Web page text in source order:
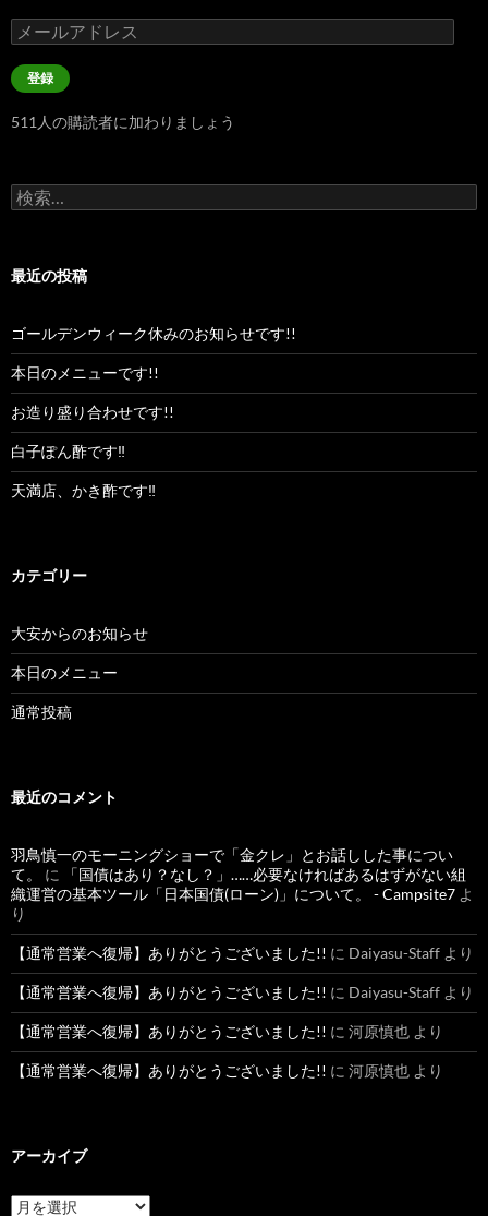
メ
ー
ル
ア
レ
登録
511人の購読者に加わりましょう
検
索:
最近の投稿
ゴールデンウィーク休みのお知らせです!!
本日のメニューです!!
お造り盛り合わせです!!
白子ぽん酢です‼︎
天満店、かき酢です‼︎
カテゴリー
大安からのお知らせ
本日のメニュー
通常投稿
最近のコメント
羽鳥慎一のモーニングショーで「金クレ」とお話しした事につい
て。
に
「国債はあり？なし？」……必要なければあるはずがない組
織運営の基本ツール「日本国債(ローン)」について。 - Campsite7 よ
り
【通常営業へ復帰】ありがとうございました!! に Daiyasu-Staff より
【通常営業へ復帰】ありがとうございました!! に Daiyasu-Staff より
【通常営業へ復帰】ありがとうございました!! に 河原慎也 より
【通常営業へ復帰】ありがとうございました!! に 河原慎也 より
アーカイブ
ア